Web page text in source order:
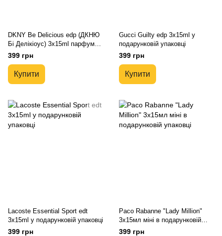
DKNY Be Delicious edp (ДКНЮ
Бі Делікіоус) 3x15ml парфум
міні в подарунковій упаковці
399 грн
Купити
Gucci Guilty edp 3x15ml у
подарунковій упаковці
399 грн
Купити
Lacoste Essential Sport edt
3x15ml у подарунковій упаковці
399 грн
Paco Rabanne "Lady Million"
3x15мл міні в подарунковій
упаковці
399 грн